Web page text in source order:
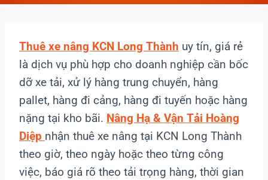
Thuê xe nâng KCN Long Thành uy tín, giá rẻ
là dịch vụ phù hợp cho doanh nghiệp cần bốc
dỡ xe tải, xử lý hàng trung chuyển, hàng
pallet, hàng đi cảng, hàng đi tuyến hoặc hàng
nặng tại kho bãi. Nâng Hạ & Vận Tải Hoàng
Diệp nhận thuê xe nâng tại KCN Long Thành
theo giờ, theo ngày hoặc theo từng công
việc, báo giá rõ theo tải trọng hàng, thời gian